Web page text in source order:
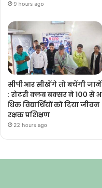
9 hours ago
सीपीआर सीखेंगे तो बचेंगी जानें
: रोटरी क्लब बक्सर ने 100 से अ
धिक विद्यार्थियों को दिया जीवन
रक्षक प्रशिक्षण
22 hours ago